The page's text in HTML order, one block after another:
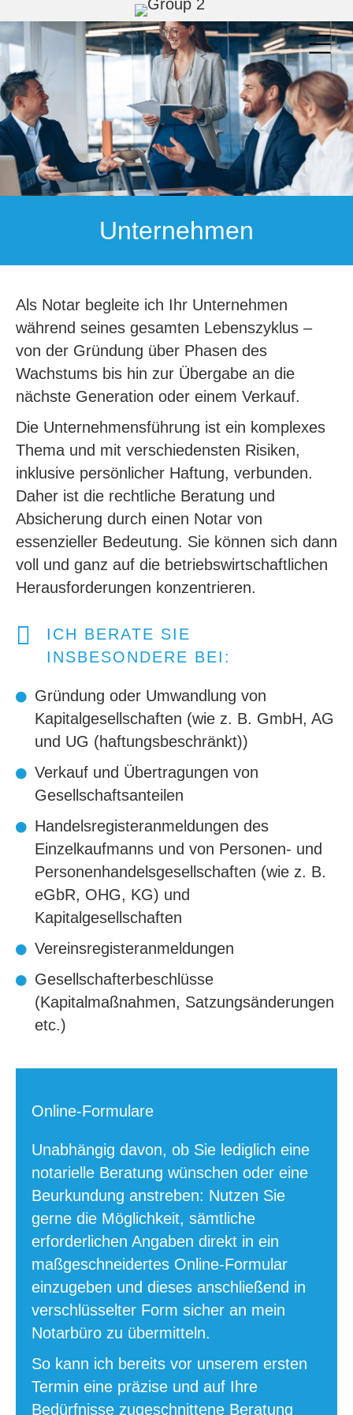
Unternehmen
Als Notar begleite ich Ihr Unternehmen
während seines gesamten Lebenszyklus –
von der Gründung über Phasen des
Wachstums bis hin zur Übergabe an die
nächste Generation oder einem Verkauf.
Die Unternehmensführung ist ein komplexes
Thema und mit verschiedensten Risiken,
inklusive persönlicher Haftung, verbunden.
Daher ist die rechtliche Beratung und
Absicherung durch einen Notar von
essenzieller Bedeutung. Sie können sich dann
voll und ganz auf die betriebswirtschaftlichen
Herausforderungen konzentrieren.
ICH BERATE SIE
INSBESONDERE BEI:
Gründung oder Umwandlung von
Kapitalgesellschaften (wie z. B. GmbH, AG
und UG (haftungsbeschränkt))
Verkauf und Übertragungen von
Gesellschaftsanteilen
Handelsregisteranmeldungen des
Einzelkaufmanns und von Personen- und
Personenhandelsgesellschaften (wie z. B.
eGbR, OHG, KG) und
Kapitalgesellschaften
Vereinsregisteranmeldungen
Gesellschafterbeschlüsse
(Kapitalmaßnahmen, Satzungsänderungen
etc.)
Online-Formulare
Unabhängig davon, ob Sie lediglich eine
notarielle Beratung wünschen oder eine
Beurkundung anstreben: Nutzen Sie
gerne die Möglichkeit, sämtliche
erforderlichen Angaben direkt in ein
maßgeschneidertes Online-Formular
einzugeben und dieses anschließend in
verschlüsselter Form sicher an mein
Notarbüro zu übermitteln.
So kann ich bereits vor unserem ersten
Termin eine präzise und auf Ihre
Bedürfnisse zugeschnittene Beratung